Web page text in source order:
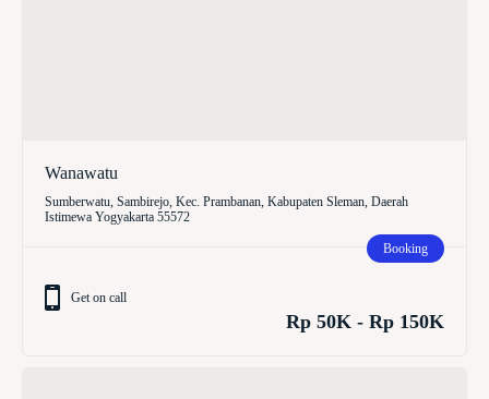
Wanawatu
Sumberwatu, Sambirejo, Kec. Prambanan, Kabupaten Sleman, Daerah
Istimewa Yogyakarta 55572
Booking
Get on call
Rp 50K - Rp 150K